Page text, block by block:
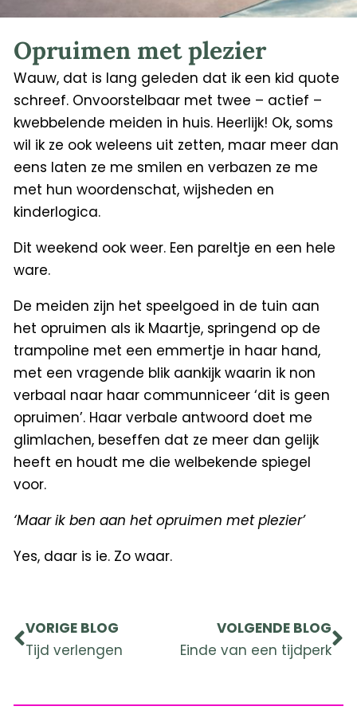
Opruimen met plezier
Wauw, dat is lang geleden dat ik een kid quote
schreef. Onvoorstelbaar met twee – actief –
kwebbelende meiden in huis. Heerlijk! Ok, soms
wil ik ze ook weleens uit zetten, maar meer dan
eens laten ze me smilen en verbazen ze me
met hun woordenschat, wijsheden en
kinderlogica.
Dit weekend ook weer. Een pareltje en een hele
ware.
De meiden zijn het speelgoed in de tuin aan
het opruimen als ik Maartje, springend op de
trampoline met een emmertje in haar hand,
met een vragende blik aankijk waarin ik non
verbaal naar haar communniceer ‘dit is geen
opruimen’. Haar verbale antwoord doet me
glimlachen, beseffen dat ze meer dan gelijk
heeft en houdt me die welbekende spiegel
voor.
‘Maar ik ben aan het opruimen met plezier’
Yes, daar is ie. Zo waar.
VORIGE BLOG
Tijd verlengen
VOLGENDE BLOG
Einde van een tijdperk